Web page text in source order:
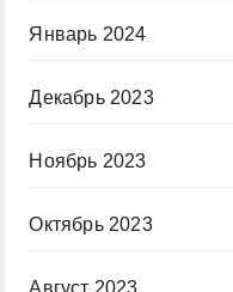
Январь 2024
Декабрь 2023
Ноябрь 2023
Октябрь 2023
Август 2023